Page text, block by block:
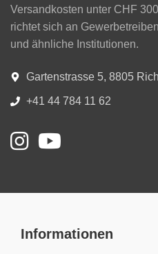
Versandkosten unter CHF
richtet sich an
und ähnliche Institutionen.
Gartenstrasse 5, 8805
+41 44 784 11 62
Informationen